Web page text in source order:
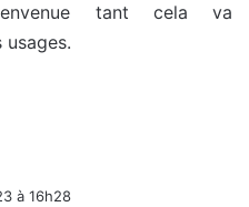
tant cela va
usages.
à 16h28